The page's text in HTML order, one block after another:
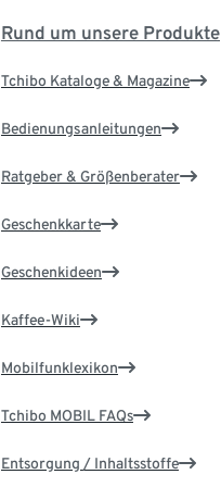
Rund um unsere Produkte
Tchibo Kataloge & Magazine
Bedienungsanleitungen
Ratgeber & Größenberater
Geschenkkarte
Geschenkideen
Kaffee-Wiki
Mobilfunklexikon
Tchibo MOBIL FAQs
Entsorgung / Inhaltsstoffe